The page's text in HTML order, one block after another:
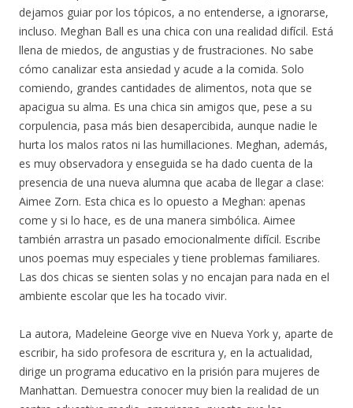
dejamos guiar por los tópicos, a no entenderse, a ignorarse,
incluso. Meghan Ball es una chica con una realidad difícil. Está
llena de miedos, de angustias y de frustraciones. No sabe
cómo canalizar esta ansiedad y acude a la comida. Solo
comiendo, grandes cantidades de alimentos, nota que se
apacigua su alma. Es una chica sin amigos que, pese a su
corpulencia, pasa más bien desapercibida, aunque nadie le
hurta los malos ratos ni las humillaciones. Meghan, además,
es muy observadora y enseguida se ha dado cuenta de la
presencia de una nueva alumna que acaba de llegar a clase:
Aimee Zorn. Esta chica es lo opuesto a Meghan: apenas
come y si lo hace, es de una manera simbólica. Aimee
también arrastra un pasado emocionalmente difícil. Escribe
unos poemas muy especiales y tiene problemas familiares.
Las dos chicas se sienten solas y no encajan para nada en el
ambiente escolar que les ha tocado vivir.
La autora, Madeleine George vive en Nueva York y, aparte de
escribir, ha sido profesora de escritura y, en la actualidad,
dirige un programa educativo en la prisión para mujeres de
Manhattan. Demuestra conocer muy bien la realidad de un